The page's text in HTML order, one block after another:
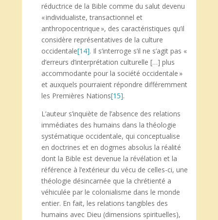
réductrice de la Bible comme du salut devenu
« individualiste, transactionnel et
anthropocentrique », des caractéristiques qu’il
considère représentatives de la culture
occidentale[14]. Il s’interroge s’il ne s’agit pas «
d’erreurs d’interprétation culturelle […] plus
accommodante pour la société occidentale »
et auxquels pourraient répondre différemment
les Premières Nations[15].
L’auteur s’inquiète de l’absence des relations
immédiates des humains dans la théologie
systématique occidentale, qui conceptualise
en doctrines et en dogmes absolus la réalité
dont la Bible est devenue la révélation et la
référence à l’extérieur du vécu de celles-ci, une
théologie désincarnée que la chrétienté a
véhiculée par le colonialisme dans le monde
entier. En fait, les relations tangibles des
humains avec Dieu (dimensions spirituelles),